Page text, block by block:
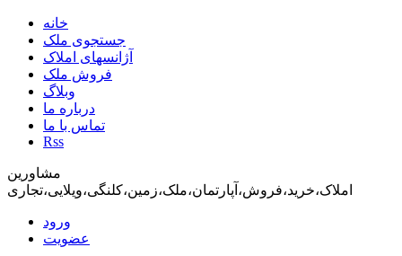
خانه
جستجوی ملک
آژانسهای املاک
فروش ملک
وبلاگ
درباره ما
تماس با ما
Rss
مشاورین
املاک،خرید،فروش،آپارتمان،ملک،زمین،کلنگی،ویلایی،تجاری
ورود
عضویت